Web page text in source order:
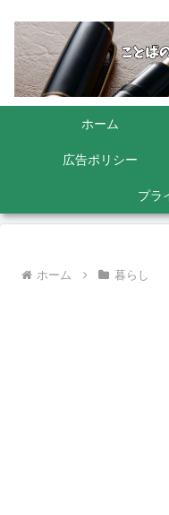
ホーム
広告ポリシー
プラ
ホーム 暮らし